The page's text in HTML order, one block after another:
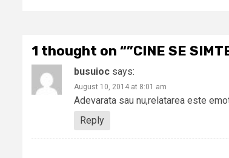
1 thought on “”CINE SE
busuioc says:
August 10, 2014 at 8:01 am
Adevarata sau nu,relatarea este
Reply